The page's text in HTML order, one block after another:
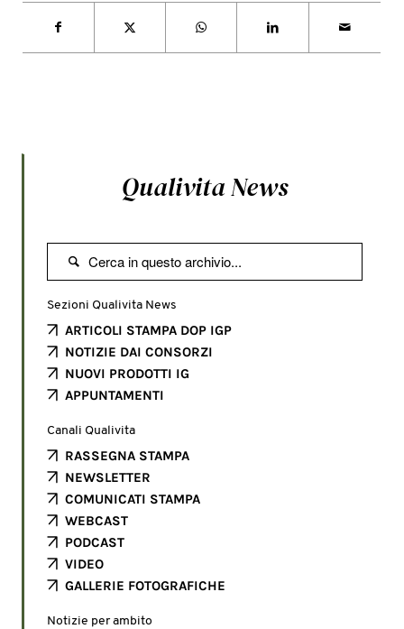
Qualivita News

Sezioni Qualivita News
ARTICOLI STAMPA DOP IGP
NOTIZIE DAI CONSORZI
NUOVI PRODOTTI IG
APPUNTAMENTI
Canali Qualivita
RASSEGNA STAMPA
NEWSLETTER
COMUNICATI STAMPA
WEBCAST
PODCAST
VIDEO
GALLERIE FOTOGRAFICHE
Notizie per ambito